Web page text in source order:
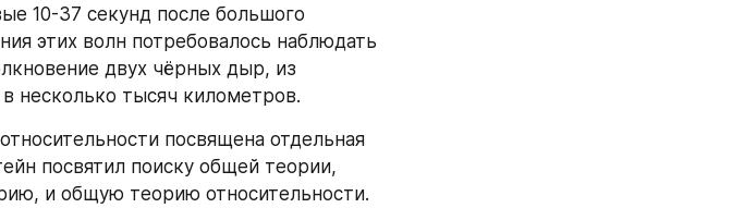
10-37 секунд после большого
этих волн потребовалось наблюдать
двух чёрных дыр, из
несколько тысяч километров.
посвящена отдельная
посвятил поиску общей теории,
и общую теорию относительности.